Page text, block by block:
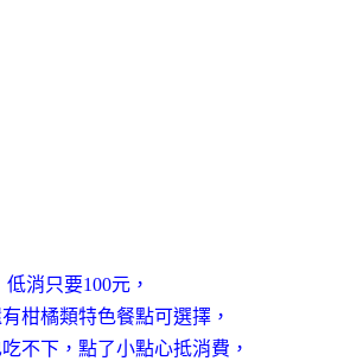
低消只要100元，
柑橘類特色餐點可選擇，
不下，點了小點心抵消費，